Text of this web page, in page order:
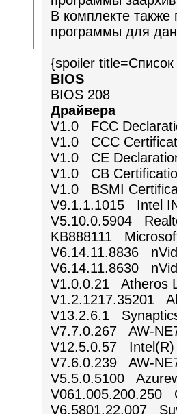
В комплекте также
программы для
{spoiler
BIOS
BIOS 208
Драйвера
V1.0 FCC
V1.0 CCC
V1.0 CE
V1.0 CB
V1.0 BSMI
V9.1.1.1015 Intel
V5.10.0.5904
KB888111
V6.14.11.8836
V6.14.11.8630
V1.0.0.21 Atheros
V1.2.1217.35201
V13.2.6.1
V7.7.0.267 AW-
V12.5.0.57 Intel(R)
V7.6.0.239 AW-
V5.5.0.5100
V061.005.200.250
V6.5801.22.007